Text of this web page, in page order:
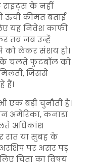
राइट्स के नहीं
ऊंची कीमत बताई
यह निवेश काफी
तब जब उन्हें
को लेकर संशय हो।
के चलते फुटबॉल को
जिससे
हैं।
एक बड़ी चुनौती है।
अमेरिका, कनाडा
अधिकांश
रात या सुबह के
पर असर पड़
चिंता का विषय